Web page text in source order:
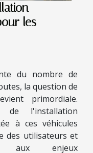
les
du nombre de
la question de
primordiale.
de l'installation
à ces véhicules
des utilisateurs et
aux enjeux